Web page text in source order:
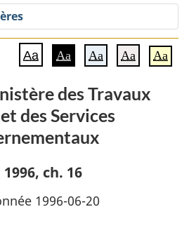
sur
le
ministère
des
publics
et
des
Services
gouvernementaux
ministère
Services
Loi
sur
le
ministère
Travaux
publics
et
des
Services
Aa Aa Aa Aa Aa
des Travaux
des Services
1996, ch. 16
1996-06-20